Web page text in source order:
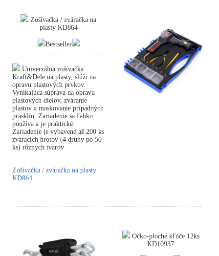
Zošívačka / zváračka na
plasty KD864
Bestseller
Univerzálna zošívačka
Kraft&Dele na plasty, slúži na
opravu plastových prvkov.
Vynikajúca súprava na opravu
plastových dielov, zváranie
plastov a maskovanie prípadných
prasklín. Zariadenie sa ľahko
používa a je praktické.
Zariadenie je vybavené až 200 ks
zváracích hrotov (4 druhy po 50
ks) rôznych tvarov
Zošívačka / zváračka na plasty
KD864
Očko-ploché kľúče 12ks
KD10937